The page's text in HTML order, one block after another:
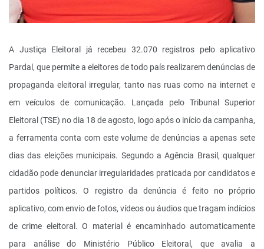
A Justiça Eleitoral já recebeu 32.070 registros pelo aplicativo
Pardal, que permite a eleitores de todo país realizarem denúncias de
propaganda eleitoral irregular, tanto nas ruas como na internet e
em veículos de comunicação. Lançada pelo Tribunal Superior
Eleitoral (TSE) no dia 18 de agosto, logo após o início da campanha,
a ferramenta conta com este volume de denúncias a apenas sete
dias das eleições municipais. Segundo a Agência Brasil, qualquer
cidadão pode denunciar irregularidades praticada por candidatos e
partidos políticos. O registro da denúncia é feito no próprio
aplicativo, com envio de fotos, vídeos ou áudios que tragam indícios
de crime eleitoral. O material é encaminhado automaticamente
para análise do Ministério Público Eleitoral, que avalia a